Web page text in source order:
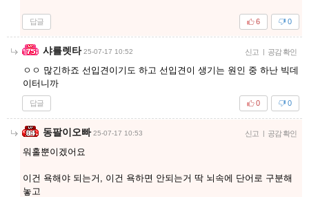
답글 0
6
샤를렛타 25-07-17 10:52 신고 | 공감 확인
ㅇㅇ 많긴하죠 선입견이기도 하고 선입견이 생기는 원인 중 하난 빅데
이터니까
답글 0
0
동팔이오빠 25-07-17 10:53 신고 | 공감 확인
워홀뿐이겠어요
이건 욕해야 되는거, 이건 욕하면 안되는거 딱 뇌속에 단어로 구분해
놓고